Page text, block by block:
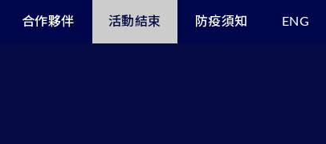
合作夥伴 活動結束 防疫須知 ENG